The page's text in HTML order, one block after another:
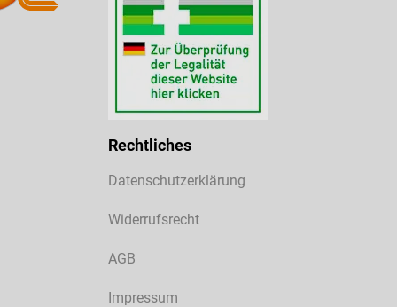
Rechtliches
Datenschutzerklärung
Widerrufsrecht
AGB
Impressum